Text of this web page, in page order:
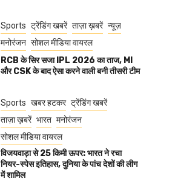
Sports ट्रेंडिंग खबरें ताज़ा ख़बरें न्यूज़
मनोरंजन सोशल मीडिया वायरल
RCB के सिर सजा IPL 2026 का ताज, MI
और CSK के बाद ऐसा करने वाली बनी तीसरी टीम
Sports खबर हटकर ट्रेंडिंग खबरें
ताज़ा ख़बरें भारत मनोरंजन
सोशल मीडिया वायरल
विजयवाड़ा से 25 किमी ऊपर: भारत ने रचा
नियर-स्पेस इतिहास, दुनिया के पांच देशों की लीग
में शामिल